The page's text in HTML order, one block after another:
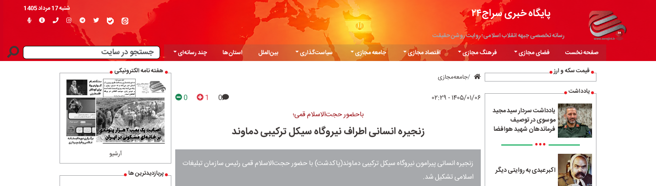
پایگاه خبری سراج۲۴
رسانه تخصصی جبهه انقلاب اسلامی؛ روایت روشن حقیقت
شنبه 17 مرداد 1405
صفحه نخست فضای مجازی فرهنگ مجازی اقتصاد مجازی جامعه مجازی سیاست‌گذاری بین‌الملل استان‌ها
چند رسانه‌ای
قیمت سکه و ارز
یادداشت
یادداشت سردار سید مجید
موسوی در توصیف
فرماندهان شهید هوافضا
•••
اکبر عبدی به روایتی دیگر
جامعه‌مجازی
۱۴۰۵/۰۱/۰۶ - ۰۲:۲۹ 0
1
0
باحضور حجت‌الاسلام قمی؛
زنجیره انسانی اطراف نیروگاه سیکل‌ ترکیبی دماوند
زنجیره انسانی پیرامون نیروگاه سیکل ترکیبی دماوند(پاکدشت) با حضور حجت‌الاسلام قمی رئیس سازمان تبلیغات
اسلامی تشکیل شد.
هفته نامه الکترونیکی
آرشیو
پربازدیدترین ها